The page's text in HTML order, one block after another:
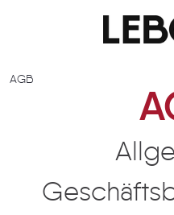
AGB –
AGB